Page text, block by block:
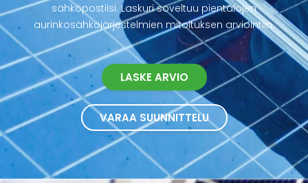
sähköpostiisi. Laskuri soveltuu pientalojen
aurinkosähköjärjestelmien mitoituksen arviointiin.
LASKE ARVIO
VARAA SUUNNITTELU